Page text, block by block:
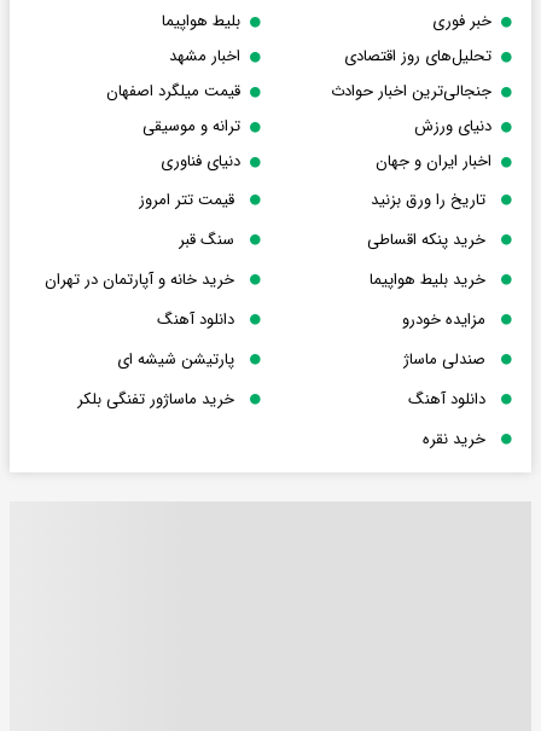
خبر فوری
بلیط هواپیما
تحلیل‌های روز اقتصادی
اخبار مشهد
جنجالی‌ترین اخبار حوادث
قیمت میلگرد اصفهان
دنیای ورزش
ترانه و موسیقی
اخبار ایران و جهان
دنیای فناوری
تاریخ را ورق بزنید
قیمت تتر امروز
خرید پنکه اقساطی
سنگ قبر
خرید بلیط هواپیما
خرید خانه و آپارتمان در تهران
مزایده خودرو
دانلود آهنگ
صندلی ماساژ
پارتیشن شیشه ای
دانلود آهنگ
خرید ماساژور تفنگی بلکر
خرید نقره